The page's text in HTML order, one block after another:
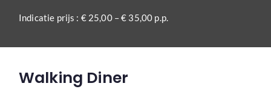
Indicatie prijs : € 25,00 – € 35,00 p.p.
Walking Diner